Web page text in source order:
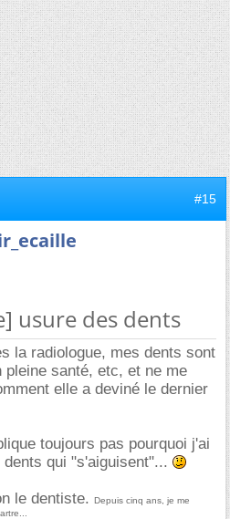
#15
usure des dents
la radiologue, mes dents sont
pleine santé, etc, et ne me
elle a deviné le dernier
toujours pas pourquoi j'ai
qui "s'aiguisent"...
le dentiste. Depuis cinq ans, je me